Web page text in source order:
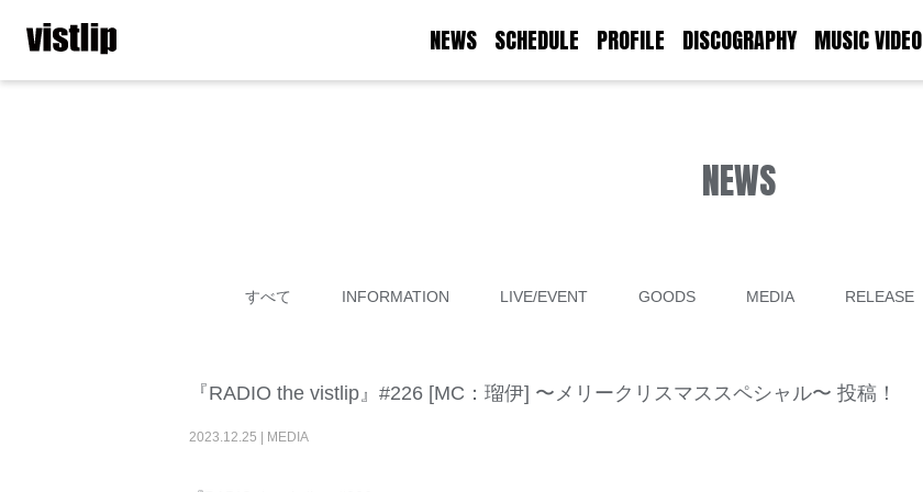
NEWS SCHEDULE PROFILE DISCOGRAPHY MUSIC VIDEO
NEWS
すべて INFORMATION LIVE/EVENT GOODS MEDIA RELEASE
『RADIO the vistlip』#226 [MC：瑠伊] 〜メリークリスマススペシャル〜 投稿！
2023.12.25 MEDIA